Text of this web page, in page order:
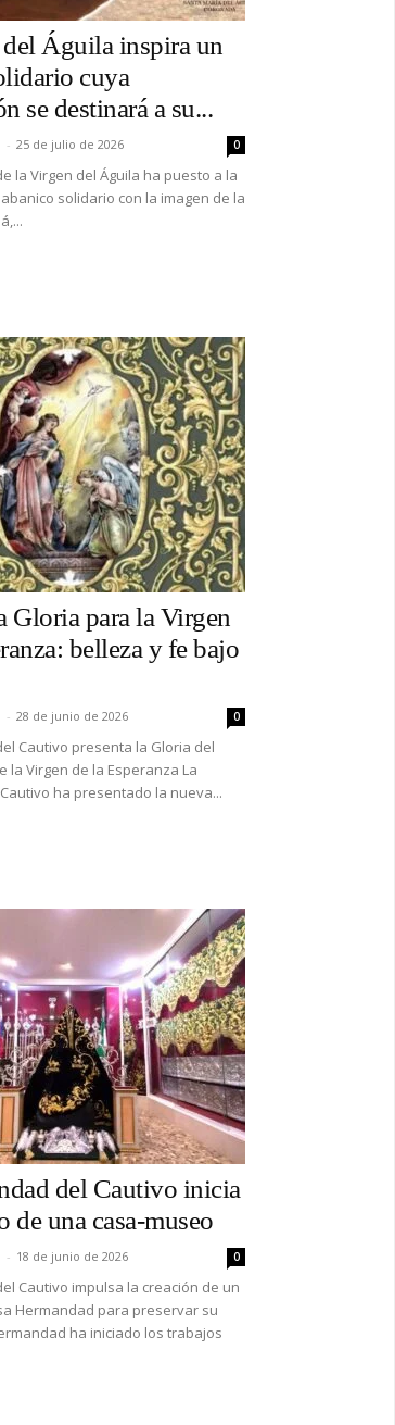
Águila inspira un
cuya
se destinará a su...
- 25 de julio de 2026 0
la Virgen del Águila ha puesto a la
solidario con la imagen de la
Gloria para la Virgen
belleza y fe bajo
- 28 de junio de 2026 0
Cautivo presenta la Gloria del
la Virgen de la Esperanza La
ha presentado la nueva...
del Cautivo inicia
de una casa-museo
- 18 de junio de 2026 0
Cautivo impulsa la creación de un
Hermandad para preservar su
ha iniciado los trabajos